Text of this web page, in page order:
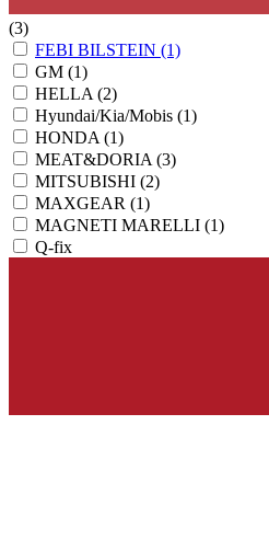
(3)
FEBI BILSTEIN (1)
GM (1)
HELLA (2)
Hyundai/Kia/Mobis (1)
HONDA (1)
MEAT&DORIA (3)
MITSUBISHI (2)
MAXGEAR (1)
MAGNETI MARELLI (1)
Q-fix